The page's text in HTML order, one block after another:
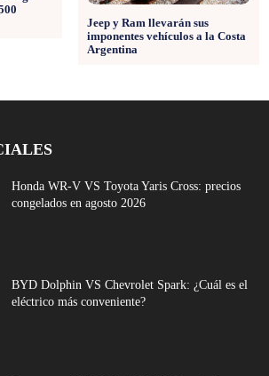
Jeep y Ram llevarán sus
imponentes vehículos a la Costa
Argentina
Honda WR-V VS Toyota Yaris Cross: precios
congelados en agosto 2026
BYD Dolphin VS Chevrolet Spark: ¿Cuál es el
eléctrico más conveniente?